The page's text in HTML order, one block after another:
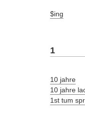
$ing
1
10 jahre
10 jahre
1st tum